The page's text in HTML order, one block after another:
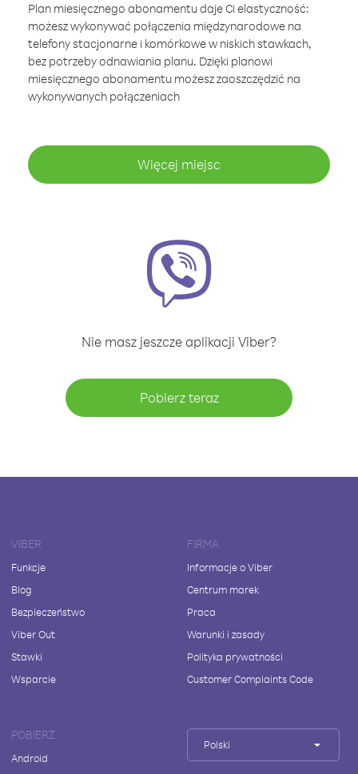
Plan miesięcznego abonamentu daje Ci elastyczność:
możesz wykonywać połączenia międzynarodowe na
telefony stacjonarne i komórkowe w niskich stawkach,
bez potrzeby odnawiania planu. Dzięki planowi
miesięcznego abonamentu możesz zaoszczędzić na
wykonywanych połączeniach
Więcej miejsc
Nie masz jeszcze aplikacji Viber?
Pobierz teraz
VIBER
Funkcje
Blog
Bezpieczeństwo
Viber Out
Stawki
Wsparcie
FIRMA
Informacje o Viber
Centrum marek
Praca
Warunki i zasady
Polityka prywatności
Customer Complaints Code
POBIERZ
Android
Polski